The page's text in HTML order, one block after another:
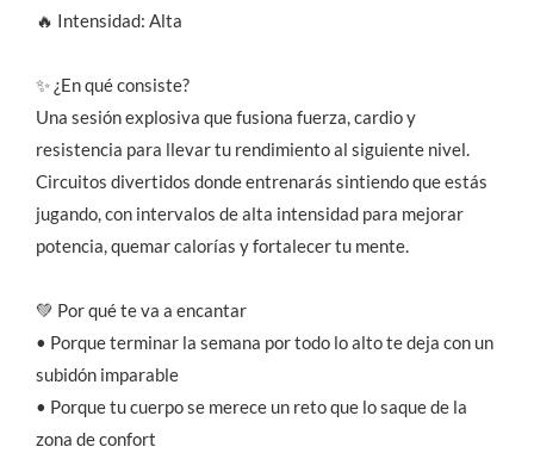
🔥 Intensidad: Alta
✨ ¿En qué consiste?
Una sesión explosiva que fusiona fuerza, cardio y
resistencia para llevar tu rendimiento al siguiente nivel.
Circuitos divertidos donde entrenarás sintiendo que estás
jugando, con intervalos de alta intensidad para mejorar
potencia, quemar calorías y fortalecer tu mente.
💚 Por qué te va a encantar
• Porque terminar la semana por todo lo alto te deja con un
subidón imparable
• Porque tu cuerpo se merece un reto que lo saque de la
zona de confort